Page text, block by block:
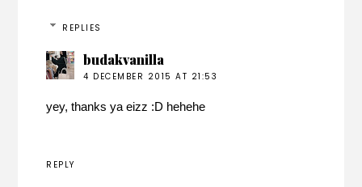
REPLIES
budakvanilla
4 DECEMBER 2015 AT 21:53
yey, thanks ya eizz :D hehehe
REPLY